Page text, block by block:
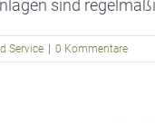
sind
Service 0 Kommentare